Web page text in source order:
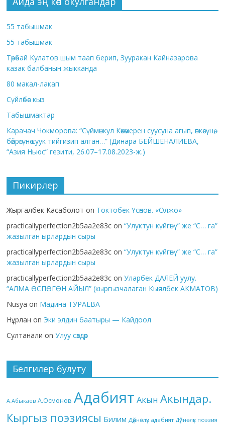
55 табышмак
55 табышмак
Төрөбай Кулатов шым таап берип, Зууракан Кайназарова
казак балбанын жыкканда
80 макал-лакап
Сүйлөбөс кыз
Табышмактар
Карачач Чокморова: “Сүймөнкул Көкөмерен суусуна агып, өпкөсүнө,
бөйрөгүнө суук тийгизип алган…” (Динара БЕЙШЕНАЛИЕВА,
“Азия Ньюс” гезити, 26.07–17.08.2023-ж.)
Пикирлер
Жыргалбек Касаболот on Токтобек Үсөнов. «Олжо»
practicallyperfection2b5aa2e83c on“Улуктун күйгөнү” же “С… га”
жазылган ырлардын сыры
practicallyperfection2b5aa2e83c on“Улуктун күйгөнү” же “С… га”
жазылган ырлардын сыры
practicallyperfection2b5aa2e83c onУларбек ДАЛЕЙ уулу.
“АЛМА ӨСПӨГӨН АЙЫЛ” (кыргызчалаган Кыялбек АКМАТОВ)
Nusya on Мадина ТУРАЕВА
Нұрлан on Эки элдин баатыры — Кайдоол
Султанали onУлуу сөздөр
Белгилер булуту
А.Абыкаев А.Осмонов Адабият Акын Акындар.
Кыргыз поэзиясы Билим Дүйнөлүк адабият Дүйнөлүк поэзия